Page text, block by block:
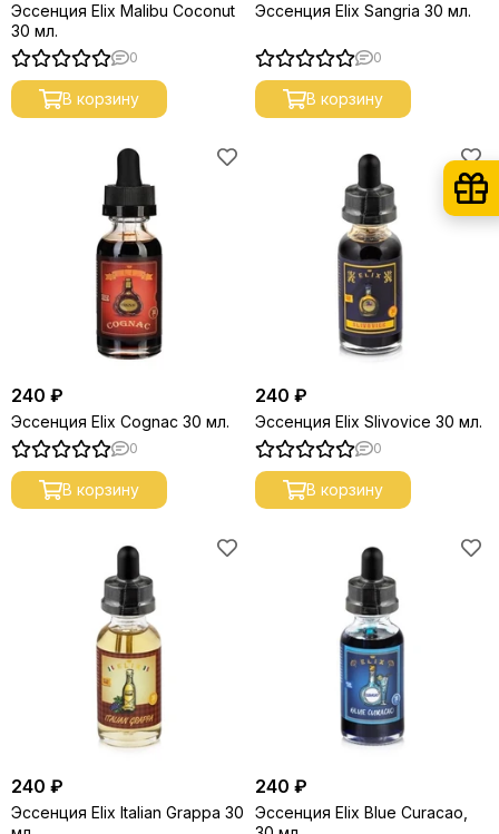
Эссенция Elix Malibu Coconut
30 мл.
0
В корзину
Эссенция Elix Sangria 30 мл.
0
В корзину
240 ₽
Эссенция Elix Cognac 30 мл.
0
В корзину
240 ₽
Эссенция Elix Slivovice 30 мл.
0
В корзину
240 ₽
Эссенция Elix Italian Grappa 30
240 ₽
Эссенция Elix Blue Curacao,